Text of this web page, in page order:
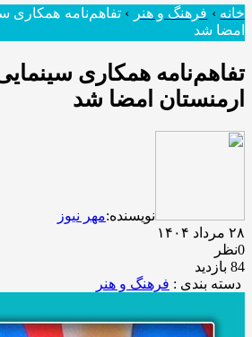
خانه › فرهنگ و هنر ›تفاهم‌نامه همکاری‌
امضا شد
تفاهم‌نامه همکاری‌
ارمنستان امضا شد
نویسنده:مهر نیوز
۲۸ مرداد ۱۴۰۴
0نظر
84 بازدید
دسته بندی : فرهنگ و هنر